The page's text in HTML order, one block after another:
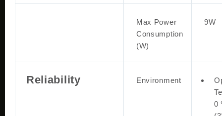
Max Power
Consumption
(W)
9W
Reliability Environment
0